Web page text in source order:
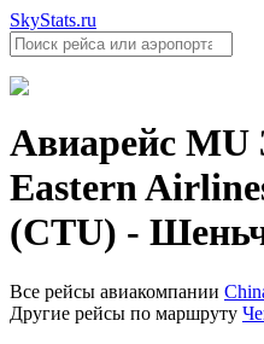
SkyStats.ru
Авиарейс MU
Eastern
(CTU) -
Все рейсы авиакомпании
Другие рейсы по маршруту